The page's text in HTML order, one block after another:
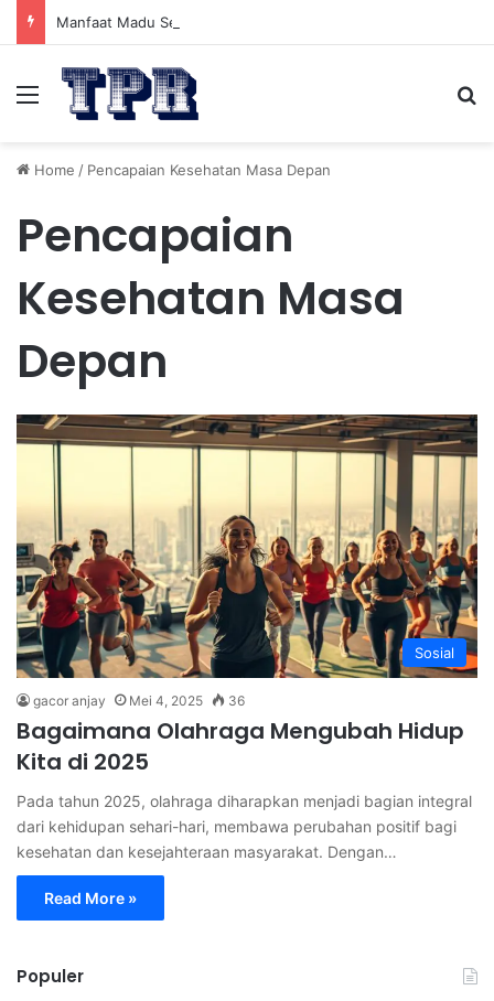
Manfaat Madu Sebelum Tidur: Meningkatkan Kesehatan
Menu
Home / Pencapaian Kesehatan Masa Depan
Pencapaian
Kesehatan Masa
Depan
Sosial
gacor anjay Mei 4, 2025 36
Bagaimana Olahraga Mengubah Hidup
Kita di 2025
Pada tahun 2025, olahraga diharapkan menjadi bagian integral
dari kehidupan sehari-hari, membawa perubahan positif bagi
kesehatan dan kesejahteraan masyarakat. Dengan…
Read More »
Populer